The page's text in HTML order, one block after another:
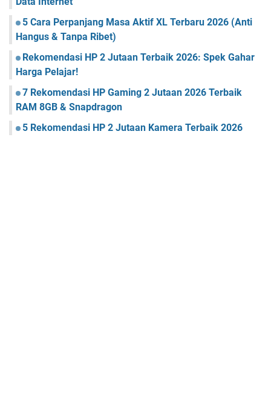
5 Cara Perpanjang Masa Aktif XL Terbaru 2026 (Anti
Hangus & Tanpa Ribet)
Rekomendasi HP 2 Jutaan Terbaik 2026: Spek Gahar
Harga Pelajar!
7 Rekomendasi HP Gaming 2 Jutaan 2026 Terbaik
RAM 8GB & Snapdragon
5 Rekomendasi HP 2 Jutaan Kamera Terbaik 2026